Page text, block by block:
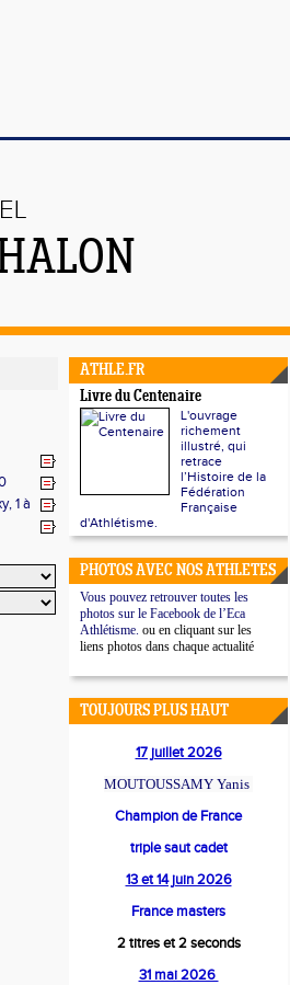
1 à
ATHLE.FR
Livre du Centenaire
L'ouvrage
richement
illustré, qui
retrace
l’Histoire de la
Fédération
Française
d'Athlétisme.
PHOTOS AVEC NOS ATHLETES
Vous pouvez retrouver toutes les
photos sur le Facebook de l’Eca
Athlétisme. ou en cliquant sur les
liens photos dans chaque actualité
TOUJOURS PLUS HAUT
17 juillet 2026
MOUTOUSSAMY Yanis
Champion de France
triple saut cadet
13 et 14 juin 2026
France masters
2 titres et 2 seconds
31 mai 2026